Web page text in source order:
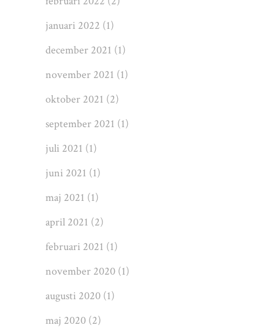
januari 2022 (1)
december 2021 (1)
november 2021 (1)
oktober 2021 (2)
september 2021 (1)
juli 2021 (1)
juni 2021 (1)
maj 2021 (1)
april 2021 (2)
februari 2021 (1)
november 2020 (1)
augusti 2020 (1)
maj 2020 (2)